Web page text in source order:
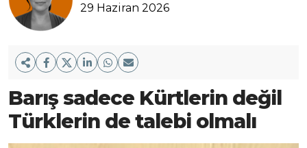
29 Haziran 2026
Barış sadece Kürtlerin değil
Türklerin de talebi olmalı